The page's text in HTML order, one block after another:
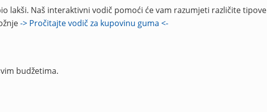
lakši. Naš interaktivni vodič pomoći će vam razumjeti različite tipove
-> Pročitajte vodič za kupovinu guma <-
budžetima.